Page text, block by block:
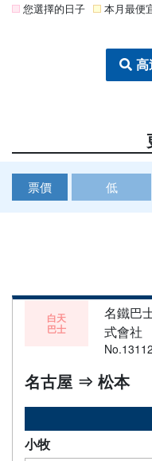
您選擇的日子 本月最便
高
票價 低
白天
巴士
名鐵巴
式會社
No.13112
名古屋 ⇒ 松本
小牧